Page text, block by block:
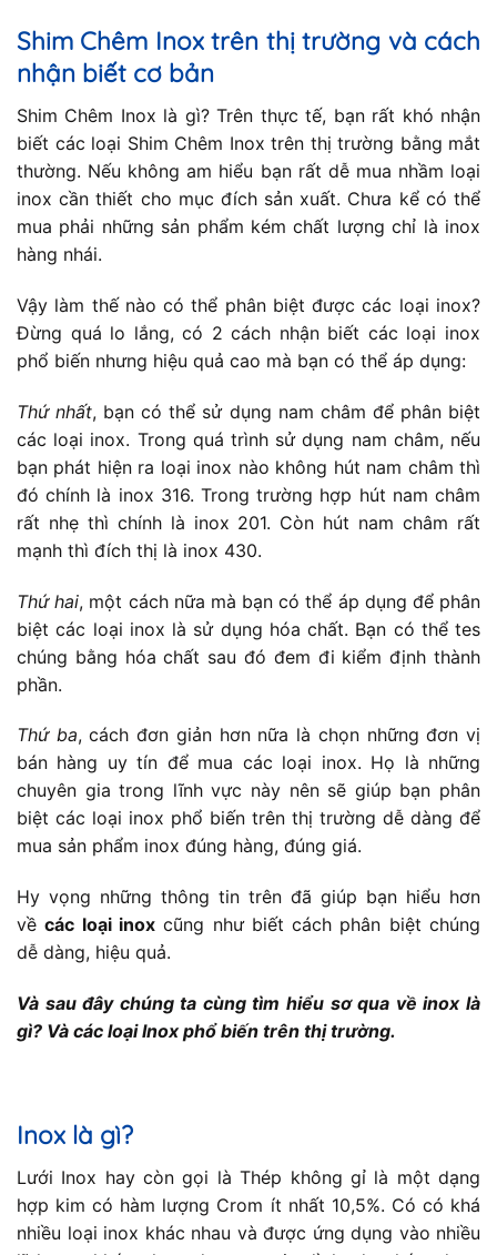
Shim Chêm Inox trên thị trường và cách
nhận biết cơ bản
Shim Chêm Inox là gì? Trên thực tế, bạn rất khó nhận
biết các loại Shim Chêm Inox trên thị trường bằng mắt
thường. Nếu không am hiểu bạn rất dễ mua nhầm loại
inox cần thiết cho mục đích sản xuất. Chưa kể có thể
mua phải những sản phẩm kém chất lượng chỉ là inox
hàng nhái.
Vậy làm thế nào có thể phân biệt được các loại inox?
Đừng quá lo lắng, có 2 cách nhận biết các loại inox
phổ biến nhưng hiệu quả cao mà bạn có thể áp dụng:
Thứ nhất, bạn có thể sử dụng nam châm để phân biệt
các loại inox. Trong quá trình sử dụng nam châm, nếu
bạn phát hiện ra loại inox nào không hút nam châm thì
đó chính là inox 316. Trong trường hợp hút nam châm
rất nhẹ thì chính là inox 201. Còn hút nam châm rất
mạnh thì đích thị là inox 430.
Thứ hai, một cách nữa mà bạn có thể áp dụng để phân
biệt các loại inox là sử dụng hóa chất. Bạn có thể tes
chúng bằng hóa chất sau đó đem đi kiểm định thành
phần.
Thứ ba, cách đơn giản hơn nữa là chọn những đơn vị
bán hàng uy tín để mua các loại inox. Họ là những
chuyên gia trong lĩnh vực này nên sẽ giúp bạn phân
biệt các loại inox phổ biến trên thị trường dễ dàng để
mua sản phẩm inox đúng hàng, đúng giá.
Hy vọng những thông tin trên đã giúp bạn hiểu hơn
vềcác loại inoxcũng như biết cách phân biệt chúng
dễ dàng, hiệu quả.
Và sau đây chúng ta cùng tìm hiểu sơ qua về inox là
gì? Và các loại Inox phổ biến trên thị trường.
Inox là gì?
Lưới Inox hay còn gọi là Thép không gỉ là một dạng
hợp kim có hàm lượng Crom ít nhất 10,5%. Có có khá
nhiều loại inox khác nhau và được ứng dụng vào nhiều